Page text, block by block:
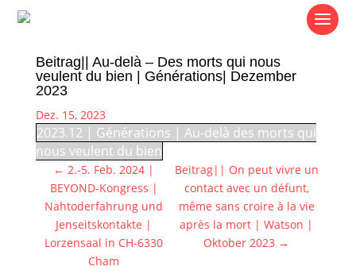
Beitrag|| Au-delà – Des morts qui nous
veulent du bien | Générations| Dezember
2023
Dez. 15, 2023
2023.12 | Générations | Au-delà des morts qui
nous veulent du bien
←2.-5. Feb. 2024 |
BEYOND-Kongress |
Nahtoderfahrung und
Jenseitskontakte |
Lorzensaal in CH-6330
Cham
Beitrag|| On peut vivre un
contact avec un défunt,
même sans croire à la vie
après la mort | Watson |
Oktober 2023 →